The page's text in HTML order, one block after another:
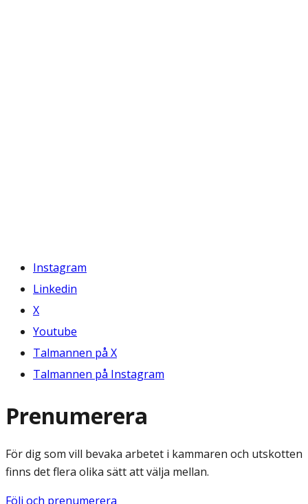
Instagram
Linkedin
X
Youtube
Talmannen på X
Talmannen på Instagram
Prenumerera
För dig som vill bevaka arbetet i kammaren och utskotten
finns det flera olika sätt att välja mellan.
Följ och prenumerera